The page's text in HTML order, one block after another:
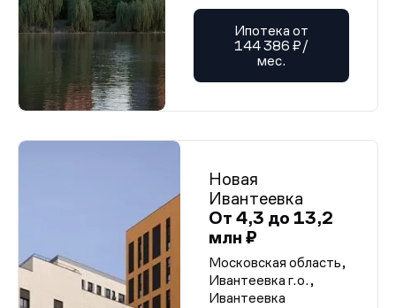
Ипотека от
144 386 ₽/
мес.
Новая
Ивантеевка
От 4,3 до 13,2
млн ₽
Московская область,
Ивантеевка г.о.,
Ивантеевка